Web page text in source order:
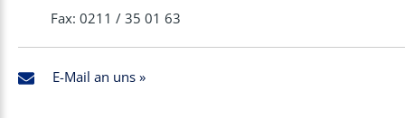
Fax: 0211 / 35 01 63
E-Mail an uns »